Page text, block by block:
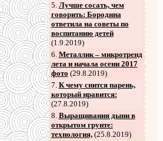
5. Лучше сосать, чем
говорить: Бородина
ответила на советы по
воспитанию детей
(1.9.2019)
6. Металлик – микротренд
лета и начала осени 2017
фото (29.8.2019)
7. К чему снится парень,
который нравится:
(27.8.2019)
8. Выращивания дыни в
открытом грунте:
технология,(25.8.2019)